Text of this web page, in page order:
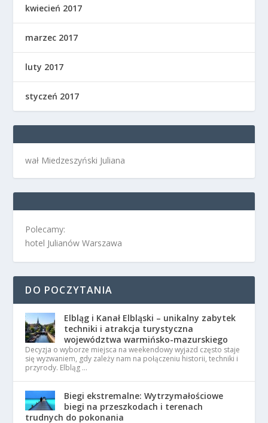
kwiecień 2017
marzec 2017
luty 2017
styczeń 2017
wał Miedzeszyński Juliana
Polecamy:
hotel Julianów Warszawa
DO POCZYTANIA
Elbląg i Kanał Elbląski – unikalny zabytek
techniki i atrakcja turystyczna
województwa warmińsko-mazurskiego
Decyzja o wyborze miejsca na weekendowy wyjazd często staje
się wyzwaniem, gdy zależy nam na połączeniu historii, techniki i
przyrody. Elbląg …
Biegi ekstremalne: Wytrzymałościowe
biegi na przeszkodach i terenach
trudnych do pokonania